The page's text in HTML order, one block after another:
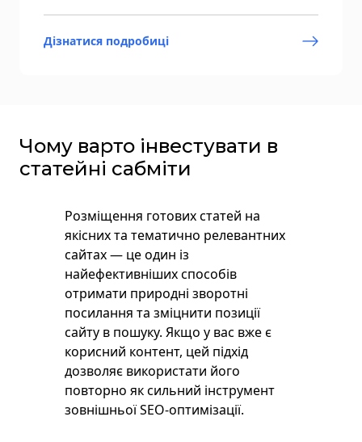
Дізнатися подробиці
Чому варто інвестувати в
статейні сабміти
Розміщення готових статей на
якісних та тематично релевантних
сайтах — це один із
найефективніших способів
отримати природні зворотні
посилання та зміцнити позиції
сайту в пошуку. Якщо у вас вже є
корисний контент, цей підхід
дозволяє використати його
повторно як сильний інструмент
зовнішньої SEO-оптимізації.